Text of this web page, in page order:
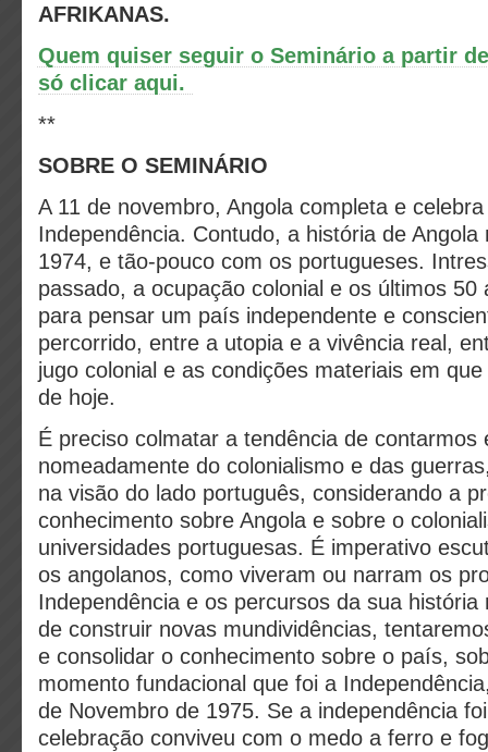
AFRIKANAS.
Quem quiser seguir o Seminário a partir
só clicar aqui.
**
SOBRE O SEMINÁRIO
A 11 de novembro, Angola completa e
Independência. Contudo, a história de
1974, e tão-pouco com os portugueses.
passado, a ocupação colonial e os últimos 50
para pensar um país independente e
percorrido, entre a utopia e a vivência real,
jugo colonial e as condições materiais em
de hoje.
É preciso colmatar a tendência de contarmos
nomeadamente do colonialismo e das
na visão do lado português, considerando a
conhecimento sobre Angola e sobre o
universidades portuguesas. É imperativo
os angolanos, como viveram ou narram os
Independência e os percursos da sua história
de construir novas mundividências,
e consolidar o conhecimento sobre o país,
momento fundacional que foi a
de Novembro de 1975. Se a independência
celebração conviveu com o medo a ferro e